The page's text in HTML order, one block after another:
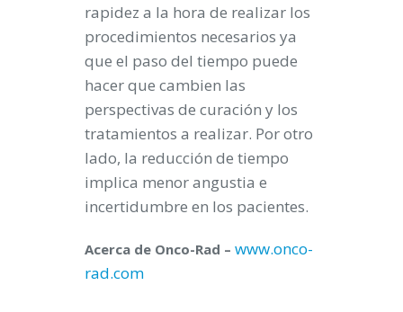
rapidez a la hora de realizar los
procedimientos necesarios ya
que el paso del tiempo puede
hacer que cambien las
perspectivas de curación y los
tratamientos a realizar. Por otro
lado, la reducción de tiempo
implica menor angustia e
incertidumbre en los pacientes.
Acerca de Onco-Rad – www.onco-
rad.com